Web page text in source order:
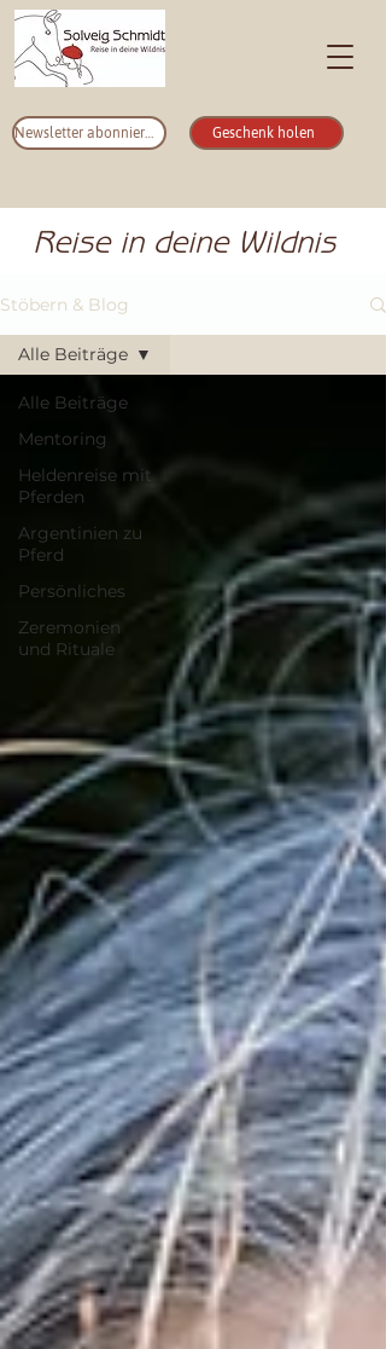
Newsletter abonnieren Geschenk holen
Reise in deine Wildnis
Stöbern & Blog
Alle Beiträge
Mentoring
Heldenreise mit
Pferden
Argentinien zu
Pferd
Persönliches
Zeremonien
und Rituale
Alle Beiträge